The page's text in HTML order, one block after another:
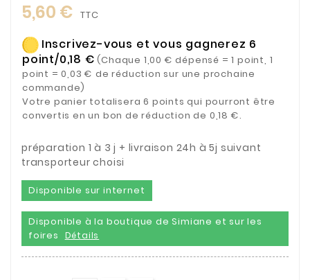
5,60 € TTC
Inscrivez-vous et vous gagnerez 6
point/0,18 € (Chaque 1,00 € dépensé = 1 point, 1
point = 0,03 € de réduction sur une prochaine
commande)
Votre panier totalisera 6 points qui pourront être
convertis en un bon de réduction de 0,18 €.
préparation 1 à 3 j + livraison 24h à 5j suivant
transporteur choisi
Disponible sur internet
Disponible à la boutique de Simiane et sur les
foires
Détails